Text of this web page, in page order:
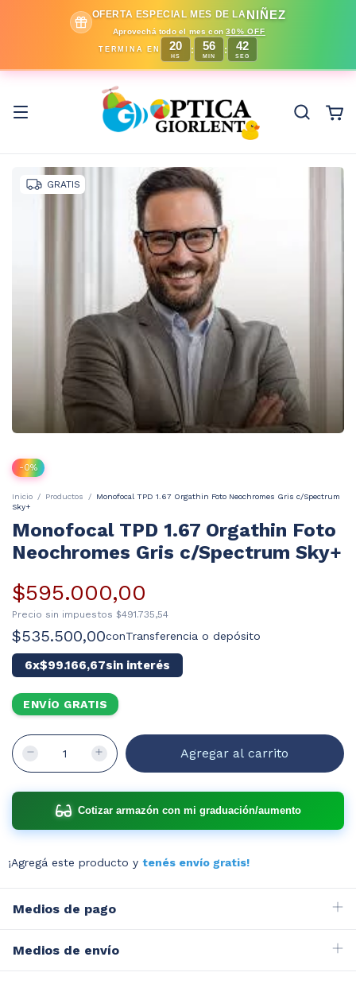
OFERTA ESPECIAL MES DE LANIÑEZ
Aprovechá todo el mes con30% OFF
TERMINA EN 20
HS
: 56
MIN
: 41
SEG
GRATIS
-0%
Inicio / Productos /
Monofocal TPD 1.67 Orgathin Foto Neochromes Gris c/Spectrum
Sky+
Monofocal TPD 1.67 Orgathin Foto
Neochromes Gris c/Spectrum Sky+
$595.000,00
Precio sin impuestos $491.735,54
$535.500,00conTransferencia o depósito
6x$99.166,67sin interés
ENVÍO GRATIS
Cotizar armazón con mi graduación/aumento
¡Agregá este producto y tenés envío gratis!
Medios de pago
Medios de envío